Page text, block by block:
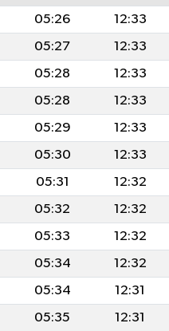
05:26 12:33
05:27 12:33
05:28 12:33
05:28 12:33
05:29 12:33
05:30 12:33
05:31 12:32
05:32 12:32
05:33 12:32
05:34 12:32
05:34 12:31
05:35 12:31